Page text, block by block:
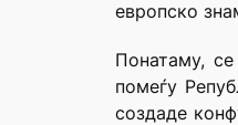
европско
Понатаму,
помеѓу
создаде